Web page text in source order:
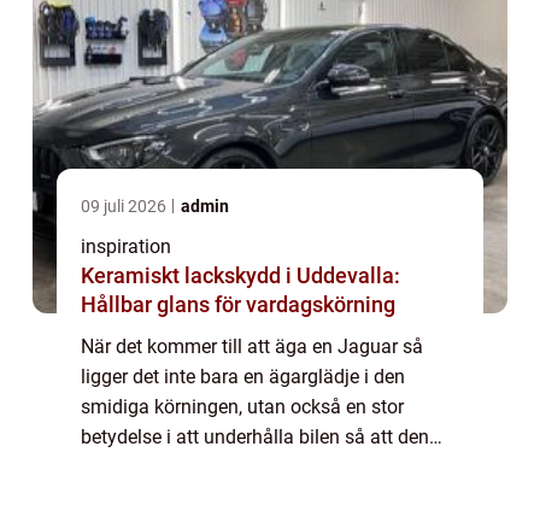
09 juli 2026 admin
inspiration
Keramiskt lackskydd i Uddevalla:
Hållbar glans för vardagskörning
När det kommer till att äga en Jaguar så
ligger det inte bara en ägarglädje i den
smidiga körningen, utan också en stor
betydelse i att underhålla bilen så att den